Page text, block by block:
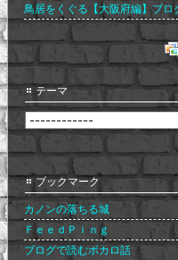
鳥居をくぐる【大阪府編】ブロ
テーマ
ブックマーク
カノンの落ちる城
ＦｅｅｄＰｉｎｇ
ブログで読むボカロ話